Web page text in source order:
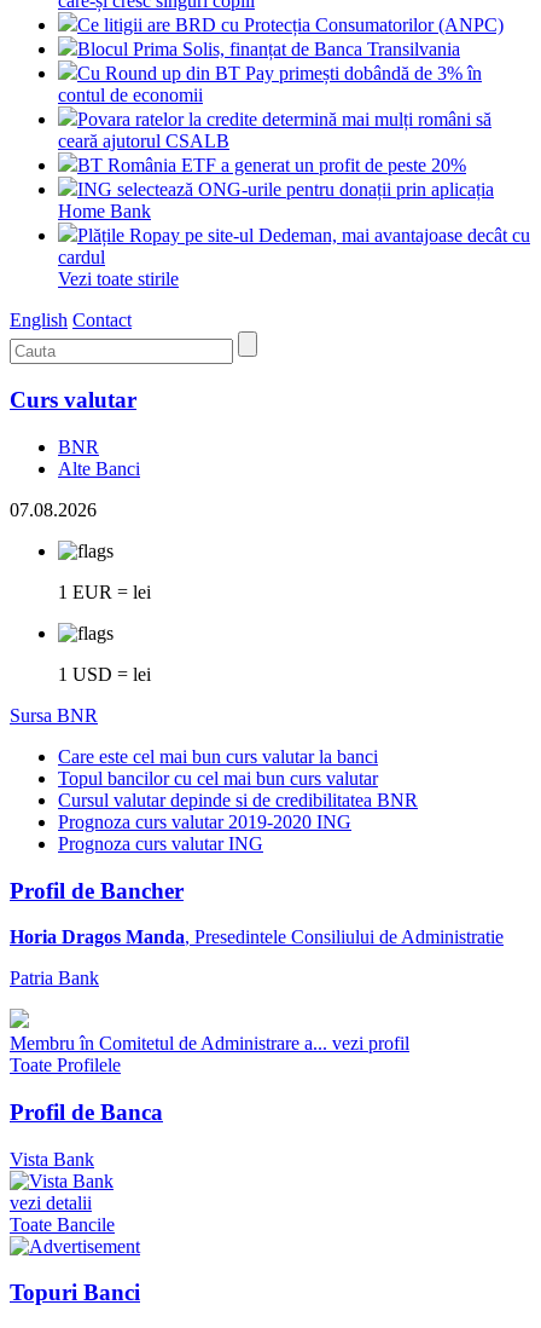
Ce litigii are BRD cu Protecția Consumatorilor (ANPC)
Blocul Prima Solis, finanțat de Banca Transilvania
Cu Round up din BT Pay primești dobândă de 3% în
contul de economii
Povara ratelor la credite determină mai mulți români să
ceară ajutorul CSALB
BT România ETF a generat un profit de peste 20%
ING selectează ONG-urile pentru donații prin aplicația
Home Bank
Plățile Ropay pe site-ul Dedeman, mai avantajoase decât cu
cardul
Vezi toate stirile
English Contact
Curs valutar
BNR
Alte Banci
07.08.2026
1 EUR = lei
1 USD = lei
Sursa BNR
Care este cel mai bun curs valutar la banci
Topul bancilor cu cel mai bun curs valutar
Cursul valutar depinde si de credibilitatea BNR
Prognoza curs valutar 2019-2020 ING
Prognoza curs valutar ING
Profil de Bancher
Horia Dragos Manda, Presedintele Consiliului de Administratie
Patria Bank
Membru în Comitetul de Administrare a... vezi profil
Toate Profilele
Profil de Banca
Vista Bank
vezi detalii
Toate Bancile
Topuri Banci